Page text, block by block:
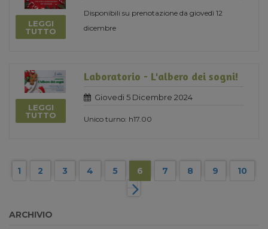
LEGGI
TUTTO
Disponibili su prenotazione da giovedì 12
dicembre
LEGGI
TUTTO
Laboratorio - L'albero dei sogni!
Giovedi 5 Dicembre 2024
Unico turno: h17.00
1 2 3 4 5 6 7 8 9 10
ARCHIVIO